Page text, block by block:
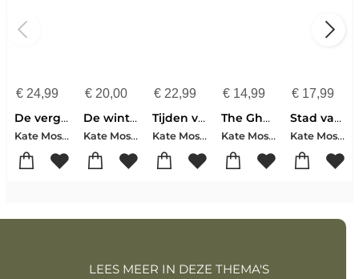
€24,99
De vergeten tombe
Kate Mosse
€20,00
De wintergeest
Kate Mosse
€ 22,99
Tijden van vuur
Kate Mosse
€ 14,99
The Ghost Ship
Kate Mosse
€ 17,99
Stad van tranen
Kate Mosse
LEES MEER IN DEZE THEMA'S